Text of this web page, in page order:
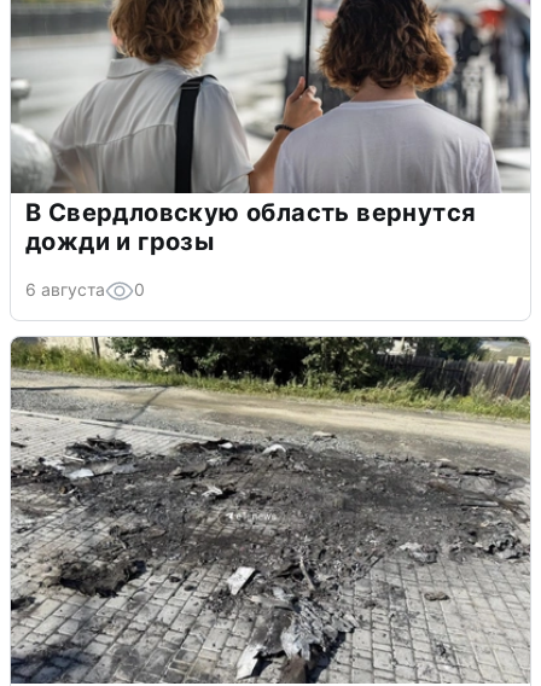
В Свердловскую область вернутся
дожди и грозы
6 августа 0